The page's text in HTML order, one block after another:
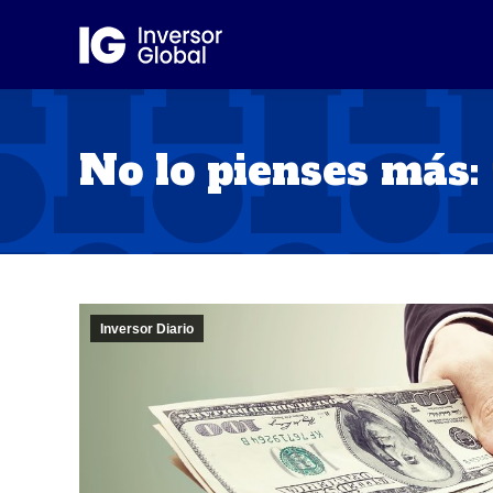
No lo pienses
Inversor Diario